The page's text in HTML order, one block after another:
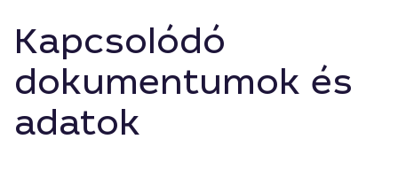
Kapcsolódó
dokumentumok és
adatok